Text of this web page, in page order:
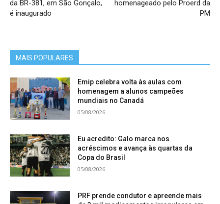
da BR-381, em São Gonçalo,
é inaugurado
homenageado pelo Proerd da
PM
MAIS POPULARES
Emip celebra volta às aulas com
homenagem a alunos campeões
mundiais no Canadá
05/08/2026
Eu acredito: Galo marca nos
acréscimos e avança às quartas da
Copa do Brasil
05/08/2026
PRF prende condutor e apreende mais